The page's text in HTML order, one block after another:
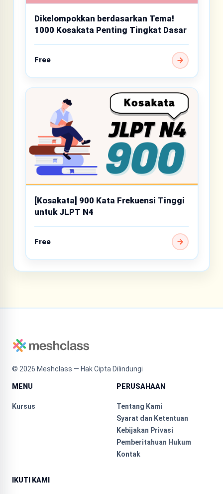
Dikelompokkan berdasarkan Tema!
1000 Kosakata Penting Tingkat Dasar
Free
[Kosakata] 900 Kata Frekuensi Tinggi
untuk JLPT N4
Free
© 2026 Meshclass — Hak Cipta Dilindungi
MENU
Kursus
PERUSAHAAN
Tentang Kami
Syarat dan Ketentuan
Kebijakan Privasi
Pemberitahuan Hukum
Kontak
IKUTI KAMI